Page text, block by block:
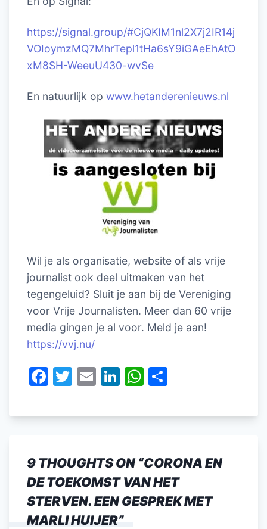
https://signal.group/#CjQKIM1nl2X7j2IR14j
VOIoymzMQ7MhrTepl1tHa6sY9iGAeEhAtO
xM8SH-WeeuU430-wvSe
En natuurlijk op www.hetanderenieuws.nl
Wil je als organisatie, website of als vrije
journalist ook deel uitmaken van het
tegengeluid? Sluit je aan bij de Vereniging
voor Vrije Journalisten. Meer dan 60 vrije
media gingen je al voor. Meld je aan!
https://vvj.nu/
F
c
b
o
o
k
T
itt
E
ai
Li
k
dI
n
W
at
A
p
p
e
9 THOUGHTS ON “CORONA EN
DE TOEKOMST VAN HET
STERVEN. EEN GESPREK MET
MARLI HUIJER”